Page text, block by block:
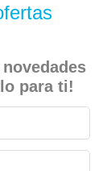
para ti!